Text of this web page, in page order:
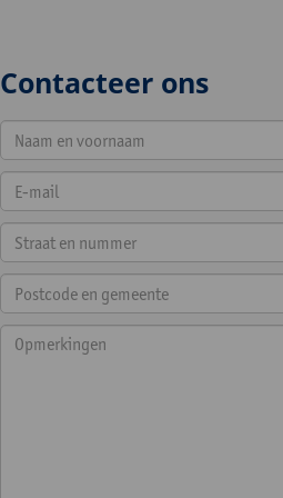
Contacteer ons